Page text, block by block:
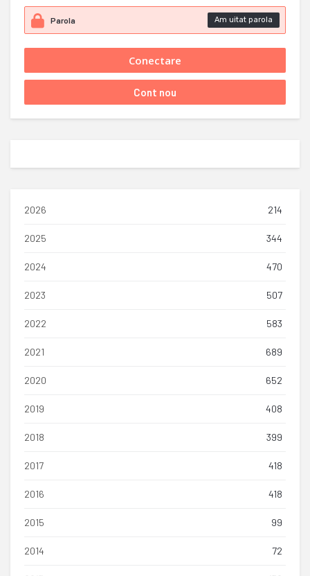
Am uitat parola
2026 214
2025 344
2024 470
2023 507
2022 583
2021 689
2020 652
2019 408
2018 399
2017 418
2016 418
2015 99
2014 72